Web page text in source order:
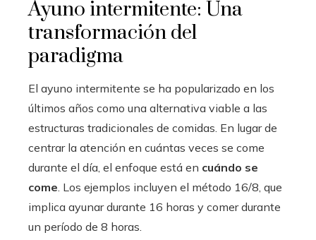
Ayuno intermitente: Una
transformación del
paradigma
El ayuno intermitente se ha popularizado en los
últimos años como una alternativa viable a las
estructuras tradicionales de comidas. En lugar de
centrar la atención en cuántas veces se come
durante el día, el enfoque está en cuándo se
come . Los ejemplos incluyen el método 16/8, que
implica ayunar durante 16 horas y comer durante
un período de 8 horas.